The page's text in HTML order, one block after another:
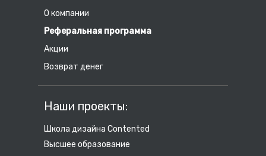
Школа дизайна Contented
Наши проекты:
Высшее образование
Акции
Реферальная программа
Возврат денег
О компании